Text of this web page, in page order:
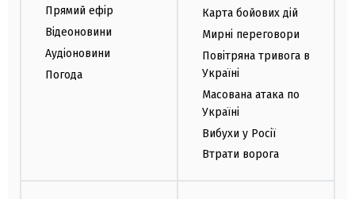
Прямий ефір
Відеоновини
Аудіоновини
Погода
Карта бойових дій
Мирні переговори
Повітряна тривога в
Україні
Масована атака по
Україні
Вибухи у Росії
Втрати ворога